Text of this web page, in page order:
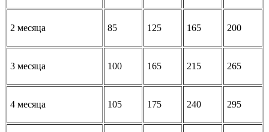
2 месяца 85 125 165 200
3 месяца 100 165 215 265
4 месяца 105 175 240 295